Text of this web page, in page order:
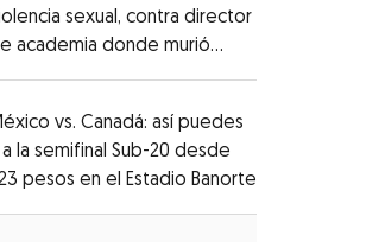
sexual, contra director
academia donde murió
vs. Canadá: así puedes
a la semifinal Sub-20 desde
pesos en el Estadio Banorte